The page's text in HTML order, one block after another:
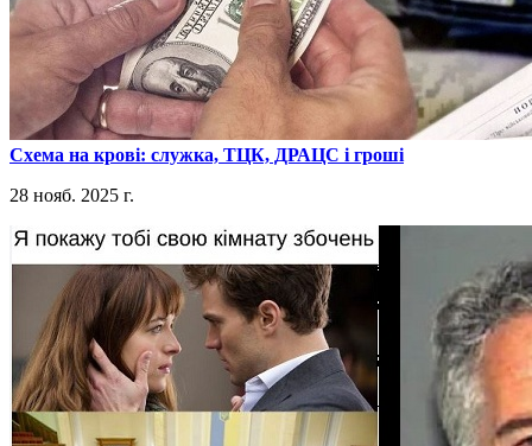
​Схема на крові: служка, ТЦК, ДРАЦС і гроші
28 нояб. 2025 г.